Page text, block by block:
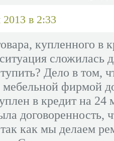
2013 в 2:33
купленного в
сложилась
Дело в том,
фирмой
в кредит на 24
договоренность,
так как мы делаем